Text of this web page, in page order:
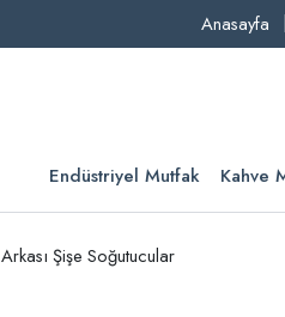
Anasayfa
Endüstriyel Mutfak Kahve
Şişe Soğutucular